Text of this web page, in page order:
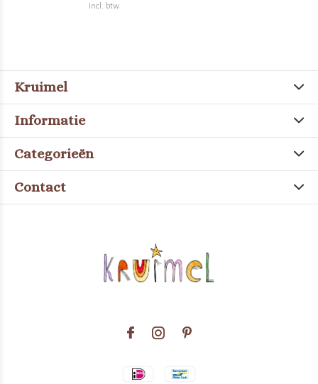
Incl. btw
Kruimel
Informatie
Categorieën
Contact